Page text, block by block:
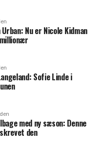
Nu er Nicole Kidman
Sofie Linde i
med ny sæson: Denne
den